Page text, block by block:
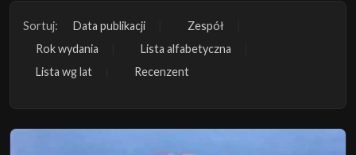
Sortuj: Data publikacji
Zespół
Rok wydania
Lista alfabetyczna
Lista wg lat
Recenzent